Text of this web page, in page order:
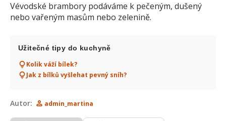
Vévodské brambory podáváme k pečeným, dušený
nebo vařeným masům nebo zelenině.
Užitečné tipy do kuchyně
Kolik váží bílek?
Jak z bílků vyšlehat pevný sníh?
Autor: admin_martina